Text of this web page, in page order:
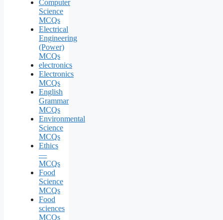
Computer
Science
MCQs
Electrical
Engineering
(Power)
MCQs
electronics
Electronics
MCQs
English
Grammar
MCQs
Environmental
Science
MCQs
Ethics
—
MCQs
Food
Science
MCQs
Food
sciences
MCQs